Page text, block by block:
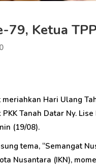
79, Ketua
0
meriahkan Hari Ulang
Tanah Datar Ny.
(19/08).
tema, “Semangat
Nusantara (IKN),